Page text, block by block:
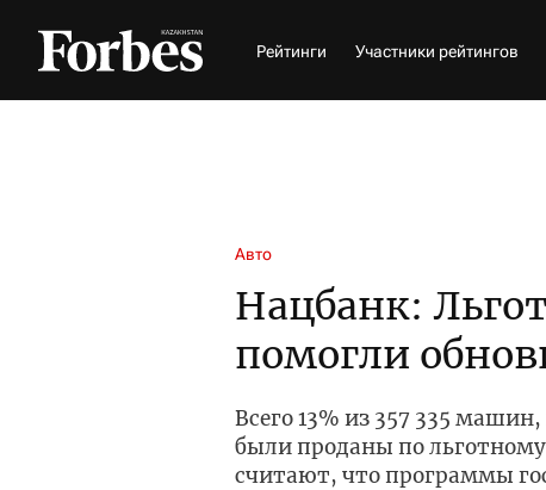
Рейтинги Участники рейтингов
Авто
Нацбанк:
помогли
Всего 13% из 357 335
были проданы по
считают, что программы